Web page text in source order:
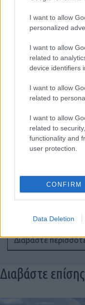
I want to allow
personalized
I want to allow
related to
device identifiers
I want to allow
related to
I want to allow
related to
functionality and
user protection.
CONFIRM
Data Deletion
ΣΑΝ ΣΗΜΕΡΑ –
Πόλεμος της
Η Ισπανία ζητά
17:34
Διαβάστε
Διαβάστε επίσης